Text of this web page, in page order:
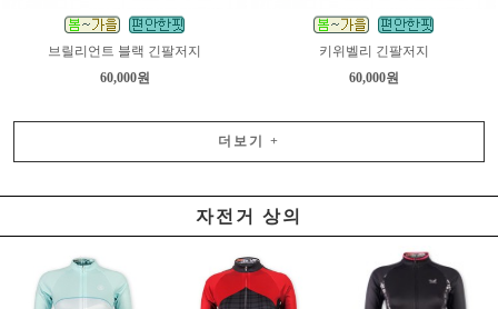
브릴리언트 블랙 긴팔저지
60,000원
키위벨리 긴팔저지
60,000원
더보기 +
자전거 상의